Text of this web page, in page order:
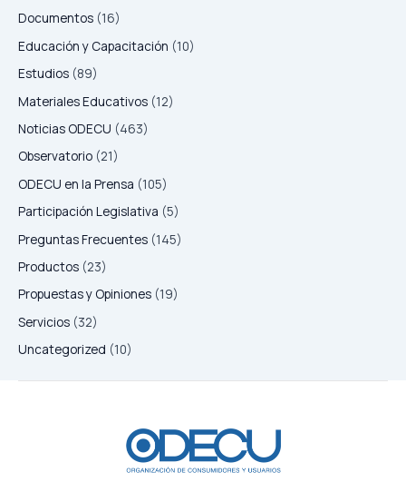
Documentos (16)
Educación y Capacitación (10)
Estudios (89)
Materiales Educativos (12)
Noticias ODECU (463)
Observatorio (21)
ODECU en la Prensa (105)
Participación Legislativa (5)
Preguntas Frecuentes (145)
Productos (23)
Propuestas y Opiniones (19)
Servicios (32)
Uncategorized (10)